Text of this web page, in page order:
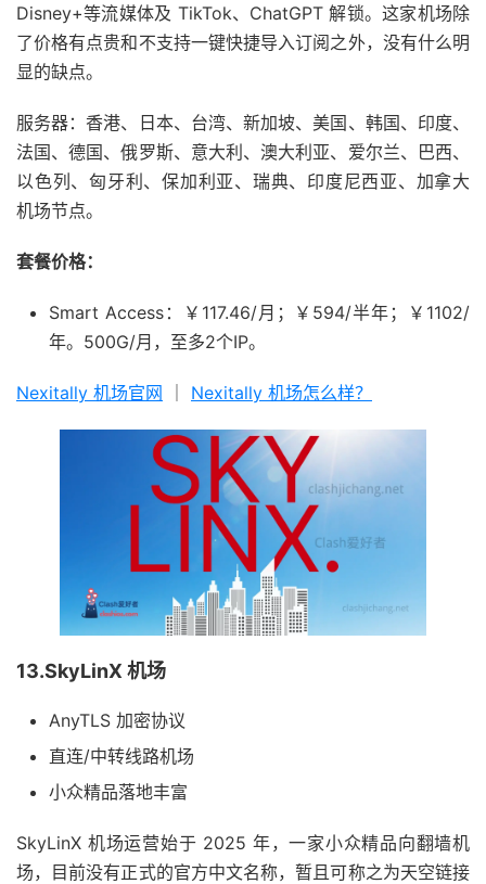
Disney+等流媒体及 TikTok、ChatGPT 解锁。这家机场除
了价格有点贵和不支持一键快捷导入订阅之外，没有什么明
显的缺点。
服务器：香港、日本、台湾、新加坡、美国、韩国、印度、
法国、德国、俄罗斯、意大利、澳大利亚、爱尔兰、巴西、
以色列、匈牙利、保加利亚、瑞典、印度尼西亚、加拿大
机场节点。
套餐价格：
Smart Access：￥117.46/月；￥594/半年；￥1102/
年。500G/月，至多2个IP。
Nexitally 机场官网 Nexitally 机场怎么样？
13.SkyLinX 机场
AnyTLS 加密协议
直连/中转线路机场
小众精品落地丰富
SkyLinX 机场运营始于 2025 年，一家小众精品向翻墙机
场，目前没有正式的官方中文名称，暂且可称之为天空链接